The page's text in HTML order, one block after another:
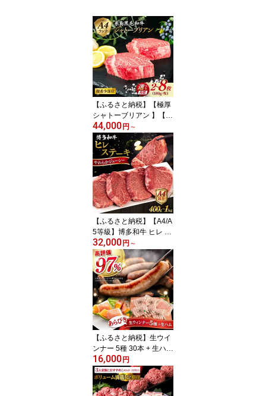
【ふるさと納税】【極厚
シャトーブリアン 】【選
べる枚数】1枚 180g A4
ランク 糸島 黒毛和牛 ス
テーキ 糸島市 / 糸島ミー
トデリ工房 [ACA129] 黒
毛和牛 冷凍配送 2枚 3枚
4枚 6枚 8枚174000円 17
万円
44,000円 ～
【ふるさと納税】【A4/A
5等級】博多和牛 ヒレ ス
テーキ 1枚100g【枚数選
べる】400g / 600g / 800
g / 1kg 糸島市 / ヒサダヤ
フーズ [AIA010] ギフト
黒毛和牛 冷凍配送 牛肉
ステーキ肉
32,000円 ～
【ふるさと納税】生ウイ
ンナー 5種 30本 + 生ハム
詰め合わせ セット ( プレ
ーン / にんにく / チーズ /
こしょう / レモン) 糸島 /
糸島手造りハム [AAC00
16,000円